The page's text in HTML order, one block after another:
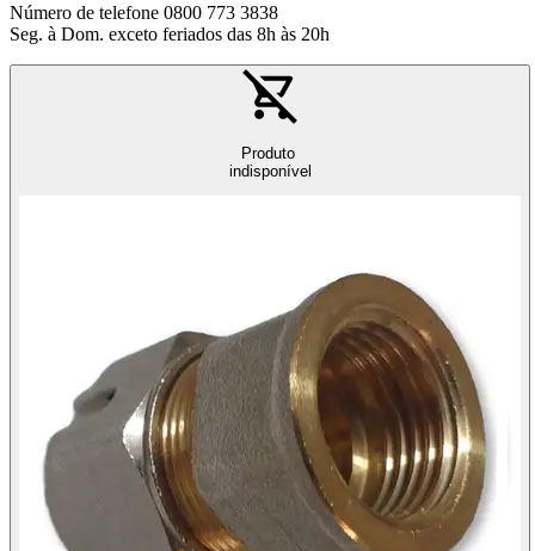
Número de telefone 0800 773 3838
Seg. à Dom. exceto feriados das 8h às 20h
Produto
indisponível